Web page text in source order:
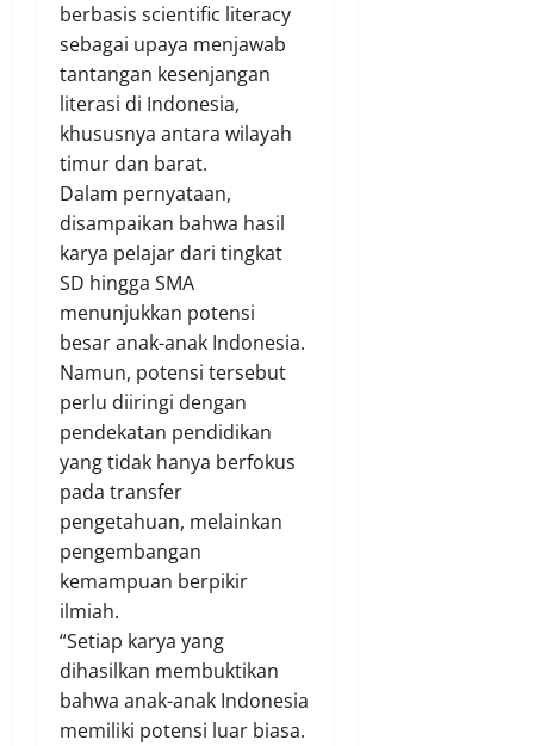
berbasis scientific literacy
sebagai upaya menjawab
tantangan kesenjangan
literasi di Indonesia,
khususnya antara wilayah
timur dan barat.
Dalam pernyataan,
disampaikan bahwa hasil
karya pelajar dari tingkat
SD hingga SMA
menunjukkan potensi
besar anak-anak Indonesia.
Namun, potensi tersebut
perlu diiringi dengan
pendekatan pendidikan
yang tidak hanya berfokus
pada transfer
pengetahuan, melainkan
pengembangan
kemampuan berpikir
ilmiah.
“Setiap karya yang
dihasilkan membuktikan
bahwa anak-anak Indonesia
memiliki potensi luar biasa.